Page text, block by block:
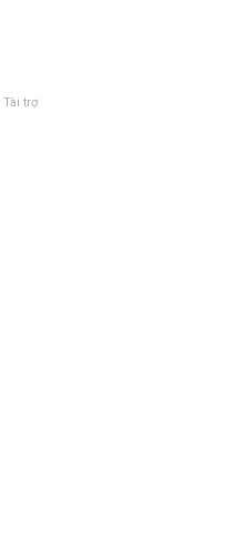
Tài trợ